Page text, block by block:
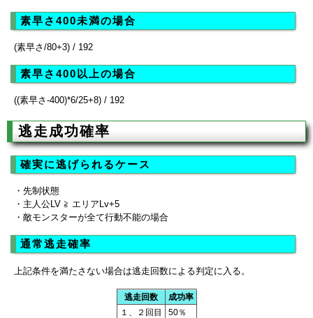
素早さ400未満の場合
(素早さ/80+3) / 192
素早さ400以上の場合
((素早さ-400)*6/25+8) / 192
逃走成功確率
確実に逃げられるケース
・先制状態
・主人公LV ≧ エリアLv+5
・敵モンスターが全て行動不能の場合
通常逃走確率
上記条件を満たさない場合は逃走回数による判定に入る。
逃走回数
成功率
１、２回目
50％